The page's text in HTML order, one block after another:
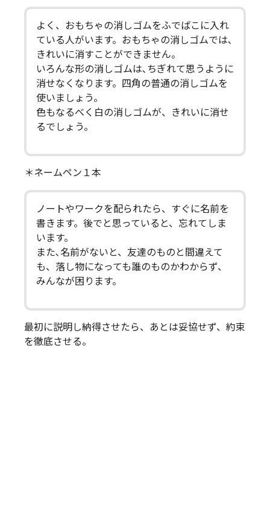
よく、おもちゃの消しゴムをふでばこに入れ
ている人がいます。おもちゃの消しゴムでは､
きれいに消すことができません。
いろんな形の消しゴムは､ちぎれて思うように
消せなくなります。四角の普通の消しゴムを
使いましょう。
色もなるべく白の消しゴムが、きれいに消せ
るでしょう。
＊ネームペン１本
ノートやワークを配られたら、すぐに名前を
書きます。後でと思っていると、忘れてしま
います。
また､名前がないと、友達のものと間違えて
も、落し物になっても誰のものかわからず、
みんなが困ります。
最初に説明し納得させたら、あとは妥協せず、約束
を徹底させる。